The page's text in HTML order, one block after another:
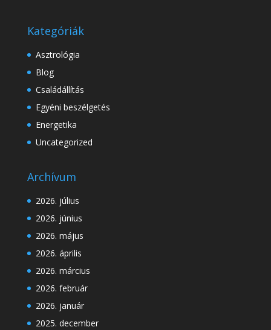
Kategóriák
Asztrológia
Blog
Családállítás
Egyéni beszélgetés
Energetika
Uncategorized
Archívum
2026. július
2026. június
2026. május
2026. április
2026. március
2026. február
2026. január
2025. december